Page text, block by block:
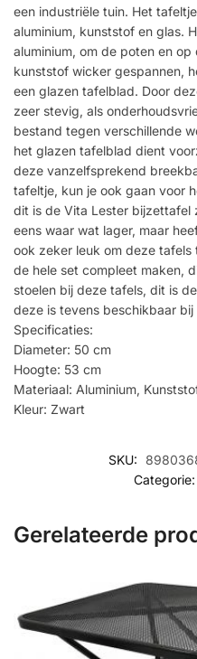
een industriële tuin. Het
aluminium, kunststof en glas.
aluminium, om de poten en
kunststof wicker gespannen,
een glazen tafelblad. Door
zeer stevig, als
bestand tegen verschillende
het glazen tafelblad dient
deze vanzelfsprekend
tafeltje, kun je ook gaan voor
dit is de Vita Lester bijzettafel
eens waar wat lager, maar
ook zeker leuk om deze tafels
de hele set compleet maken,
stoelen bij deze tafels, dit is
deze is tevens beschikbaar
Specificaties:
Diameter: 50 cm
Hoogte: 53 cm
Materiaal: Aluminium,
Kleur: Zwart
SKU:
Categorie:
Gerelateerde